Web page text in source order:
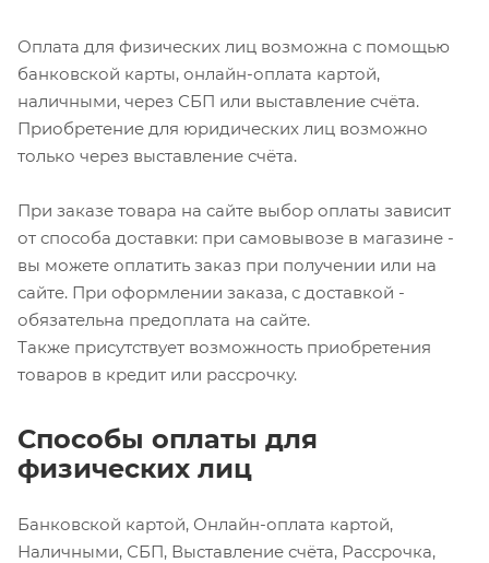
Оплата для физических лиц возможна с помощью
банковской карты, онлайн-оплата картой,
наличными, через СБП или выставление счёта.
Приобретение для юридических лиц возможно
только через выставление счёта.
При заказе товара на сайте выбор оплаты зависит
от способа доставки: при самовывозе в магазине -
вы можете оплатить заказ при получении или на
сайте. При оформлении заказа, с доставкой -
обязательна предоплата на сайте.
Также присутствует возможность приобретения
товаров в кредит или рассрочку.
Способы оплаты для
физических лиц
Банковской картой, Онлайн-оплата картой,
Наличными, СБП, Выставление счёта, Рассрочка,